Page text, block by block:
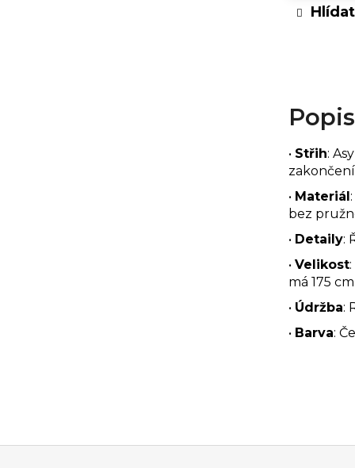
Hlídat
• Střih:
• Materiál
bez
• Detaily:
• Velikost
má 175
• Údržba:
• Barva: